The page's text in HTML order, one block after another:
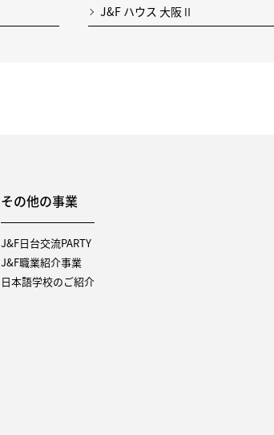
J&F ハウス 大阪Ⅱ
その他の事業
J&F日台交流PARTY
J&F職業紹介事業
日本語学校のご紹介